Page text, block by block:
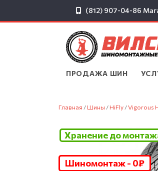
(812) 907-04-86
ПРОДАЖА ШИН
Главная / Шины / HiFly /Vigorous
Шиномонтаж - 0₽
Хранение до